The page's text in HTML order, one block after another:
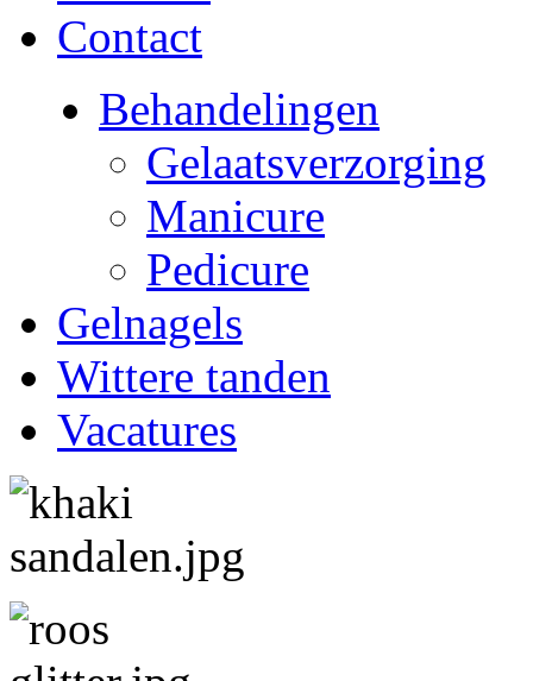
Contact
Behandelingen
Gelaatsverzorging
Manicure
Pedicure
Gelnagels
Wittere tanden
Vacatures